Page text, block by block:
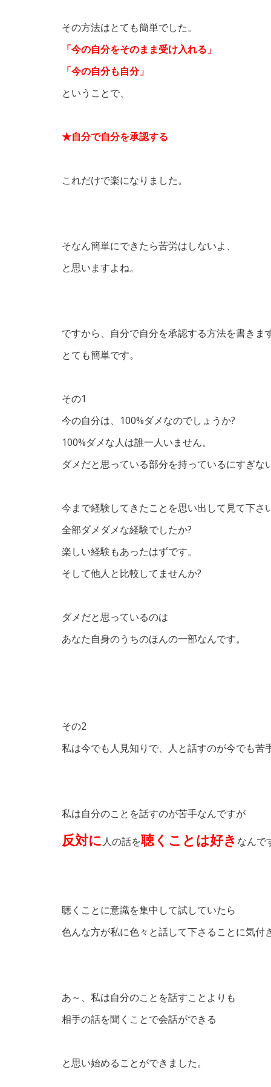
その方法はとても簡単でした。
「今の自分をそのまま受け入れる」
「今の自分も自分」
ということで、
★自分で自分を承認する
これだけで楽になりました。
そなん簡単にできたら苦労はしないよ、
と思いますよね。
ですから、自分で自分を承認する方法を書きます
とても簡単です。
その1
今の自分は、100%ダメなのでしょうか?
100%ダメな人は誰一人いません。
ダメだと思っている部分を持っているにすぎな
今まで経験してきたことを思い出して見て下さい
全部ダメダメな経験でしたか?
楽しい経験もあったはずです。
そして他人と比較してませんか?
ダメだと思っているのは
あなた自身のうちのほんの一部なんです。
その2
私は今でも人見知りで、人と話すのが今でも苦
私は自分のことを話すのが苦手なんですが
反対に人の話を聴くことは好き なんで
聴くことに意識を集中して試していたら
色んな方が私に色々と話して下さることに気付
あ～、私は自分のことを話すことよりも
相手の話を聞くことで会話ができる
と思い始めることができました。